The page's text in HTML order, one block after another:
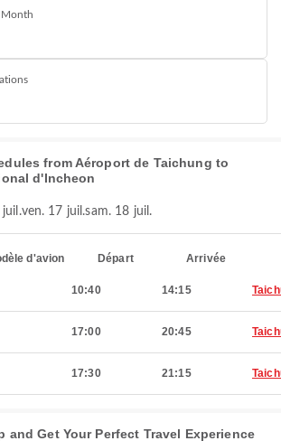
Month
from Aéroport de Taichung to
d'Incheon
juil.ven. 17 juil.sam. 18 juil.
d'avion Départ Arrivée
10:40 14:15
17:00 20:45
17:30 21:15
and Get Your Perfect Travel Experience